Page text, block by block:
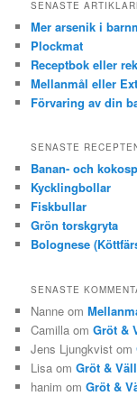
SENASTE
Mer arsenik i
Plockmat
Receptbok eller
Mellanmål eller
Förvaring av din
SENASTE
Banan- och
Kycklingbollar
Fiskbullar
Grön torskgryta
Bolognese
SENASTE
Nanne om
Camilla omGröt &
Jens Ljungkvist om
Lisa omGröt &
hanim omGröt &